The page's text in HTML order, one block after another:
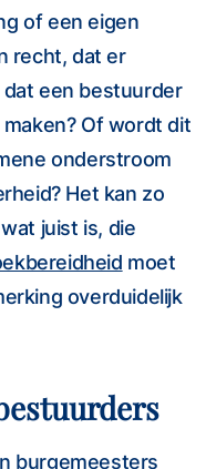
of een eigen
recht, dat er
een bestuurder
Of wordt dit
onderstroom
Het kan zo
juist is, die
moet
overduidelijk
burgemeesters